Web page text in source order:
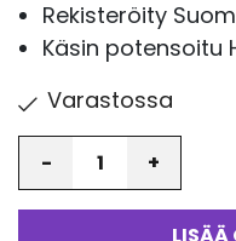
Rekisteröity
Käsin potensoitu
Varastossa